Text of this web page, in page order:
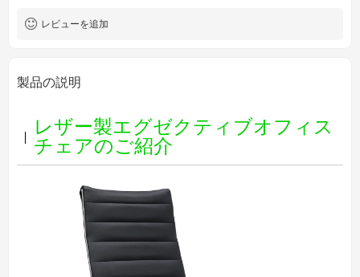
レビューを追加
製品の説明
レザー製エグゼクティブオフィス
チェアのご紹介